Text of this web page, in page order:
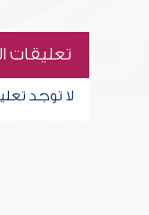
تعليقات
لا توجد